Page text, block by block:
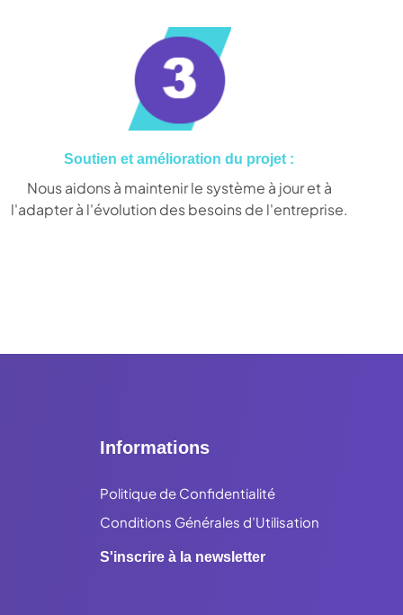
Soutien et amélioration du projet :
Nous aidons à maintenir le système à jour et à
l'adapter à l'évolution des besoins de l'entreprise.
Informations
Politique de Confidentialité
Conditions Générales d’Utilisation
S'inscrire à la newsletter